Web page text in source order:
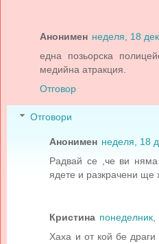
Анонимен неделя, 18
една позьорска
медийна атракция.
Отговор
Отговори
Анонимен неделя, 18
Радвай се ,че ви
ядете и разкрачени ще
Кристина
Хаха и от кой бе